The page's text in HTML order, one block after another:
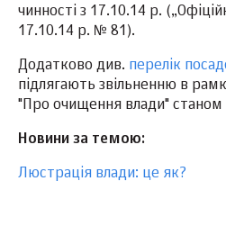
чинності з 17.10.14 р.
17.10.14 р. № 81).
Додатково див. перелік
підлягають звільненню в
"Про очищення влади" станом
Новини за темою:
Люстрація влади: це як?